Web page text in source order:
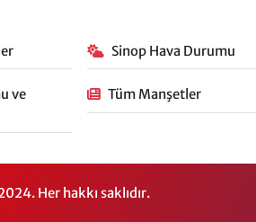
Sinop Hava Durumu
ve
Tüm Manşetler
Her hakkı saklıdır.